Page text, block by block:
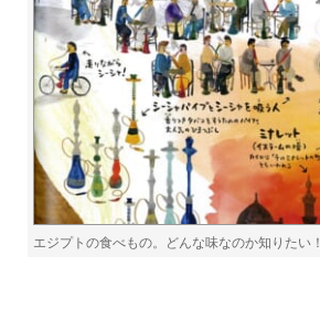
エジプトの食べもの。どんな味なのか知りたい！